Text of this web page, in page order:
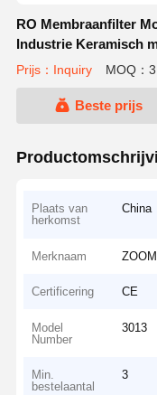
RO Membraanfilter
Industrie Keramisch
Prijs：Inquiry MOQ：3
Beste prijs
Plaats van
herkomst
China
Merknaam
Certificering CE
Model
Number
3013
Min.
bestelaantal
3